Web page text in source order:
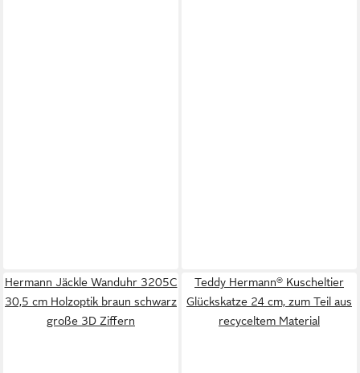
Hermann Jäckle Wanduhr 3205C
30,5 cm Holzoptik braun schwarz
große 3D Ziffern
Teddy Hermann® Kuscheltier
Glückskatze 24 cm, zum Teil aus
recyceltem Material